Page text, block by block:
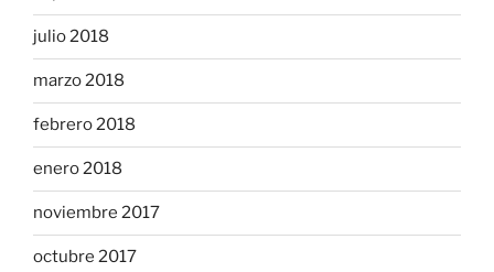
julio 2018
marzo 2018
febrero 2018
enero 2018
noviembre 2017
octubre 2017